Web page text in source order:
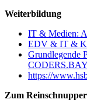
Weiterbildung
IT & Medien:
EDV & IT &
Grundlegende
CODERS.BAY
https://
Zum